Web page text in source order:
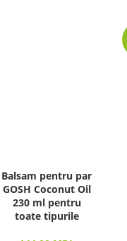
Balsam pentru par
GOSH Coconut Oil
230 ml pentru
toate tipurile